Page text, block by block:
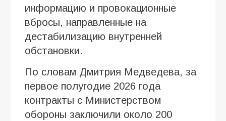
информацию и провокационные
вбросы, направленные на
дестабилизацию внутренней
обстановки.
По словам Дмитрия Медведева, за
первое полугодие 2026 года
контракты с Министерством
обороны заключили около 200